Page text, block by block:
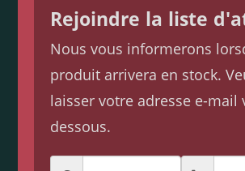
Rejoindre la liste
Nous vous informerons
produit arrivera en stock.
laisser votre adresse e-mail
dessous.